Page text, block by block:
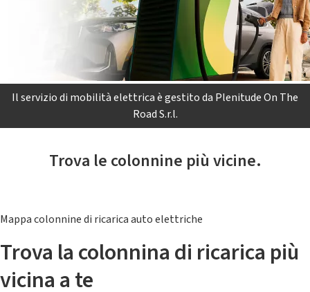
Il servizio di mobilità elettrica è gestito da Plenitude On The
Road S.r.l.
Trova le colonnine più vicine.
Mappa colonnine di ricarica auto elettriche
Trova la colonnina di ricarica più
vicina a te